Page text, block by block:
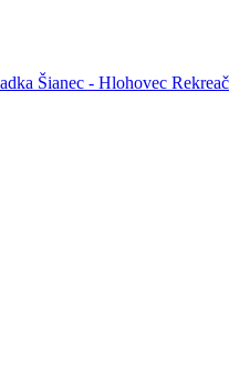
Šianec - Hlohovec